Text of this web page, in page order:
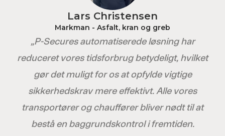
Lars Christensen
Markman - Asfalt, kran og greb
„P-Secures automatiserede løsning har
reduceret vores tidsforbrug betydeligt, hvilket
gør det muligt for os at opfylde vigtige
sikkerhedskrav mere effektivt. Alle vores
transportører og chauffører bliver nødt til at
bestå en baggrundskontrol i fremtiden.